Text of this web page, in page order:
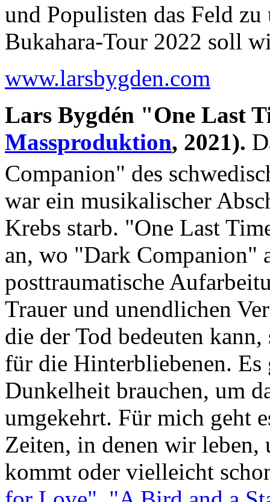
und Populisten das Feld
Bukahara-Tour 2022 soll
www.larsbygden.com
Lars Bygdén "One Last
Massproduktion, 2021).
Companion" des
war ein musikalischer
Krebs starb. "One Last
an, wo "Dark Companion"
posttraumatische
Trauer und unendlichen
die der Tod bedeuten
für die Hinterbliebenen.
Dunkelheit brauchen, um
umgekehrt. Für mich geht
Zeiten, in denen wir leben,
kommt oder vielleicht